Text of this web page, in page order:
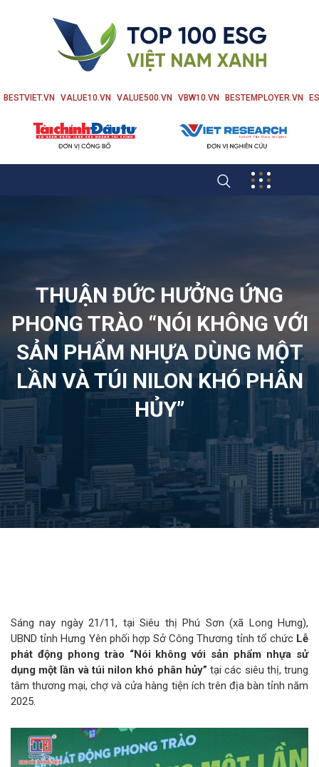
BESTVIET.VN VALUE10.VN VALUE500.VN VBW10.VN BESTEMPLOYER.VN
THUẬN ĐỨC HƯỞNG ỨNG
PHONG TRÀO “NÓI KHÔNG VỚI
SẢN PHẨM NHỰA DÙNG MỘT
LẦN VÀ TÚI NILON KHÓ PHÂN
HỦY”
Sáng nay ngày 21/11, tại Siêu thị Phú Sơn (xã Long Hưng),
UBND tỉnh Hưng Yên phối hợp Sở Công Thương tỉnh tổ chức Lễ
phát động phong trào “Nói không với sản phẩm nhựa sử
dụng một lần và túi nilon khó phân hủy” tại các siêu thị, trung
tâm thương mại, chợ và cửa hàng tiện ích trên địa bàn tỉnh năm
2025.